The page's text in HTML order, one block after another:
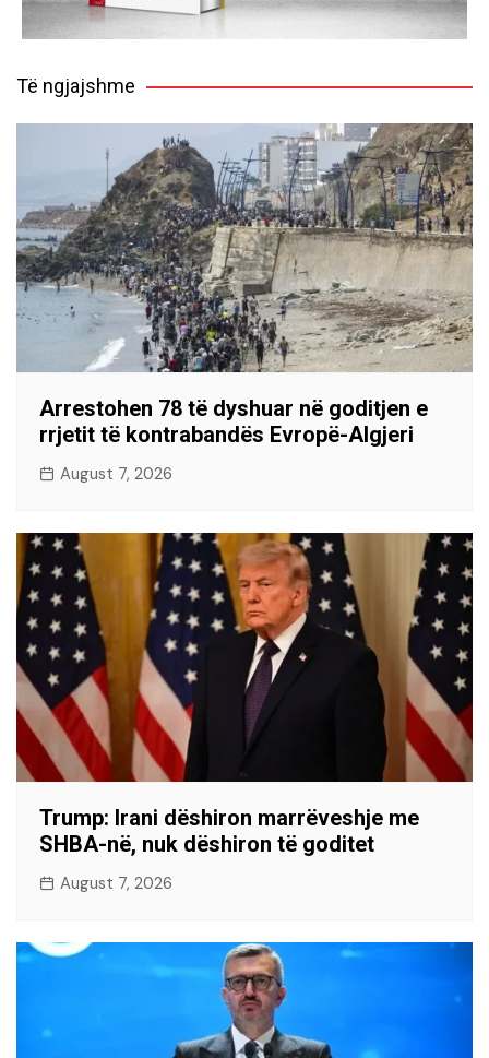
Të ngjajshme
Arrestohen 78 të dyshuar në goditjen e
rrjetit të kontrabandës Evropë-Algjeri
August 7, 2026
Trump: Irani dëshiron marrëveshje me
SHBA-në, nuk dëshiron të goditet
August 7, 2026